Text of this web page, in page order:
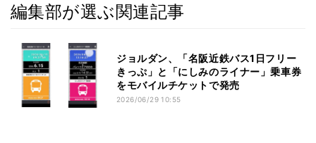
編集部が選ぶ関連記事
ジョルダン、「名阪近鉄バス1日フリー
きっぷ」と「にしみのライナー」乗車券
をモバイルチケットで発売
2026/06/29 10:55